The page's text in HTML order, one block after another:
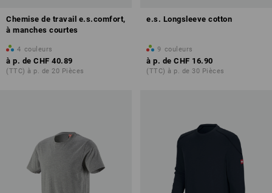
Chemise de travail e.s.comfort,
à manches courtes
4 couleurs
à p. de CHF 40.89
(TTC) à p. de 20 Pièces
e.s. Longsleeve cotton
9 couleurs
à p. de CHF 16.90
(TTC) à p. de 30 Pièces